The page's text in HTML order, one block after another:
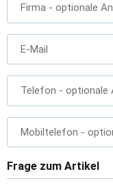
Firma - optionale
E-Mail
Telefon - optionale
Mobiltelefon -
Frage zum Artikel